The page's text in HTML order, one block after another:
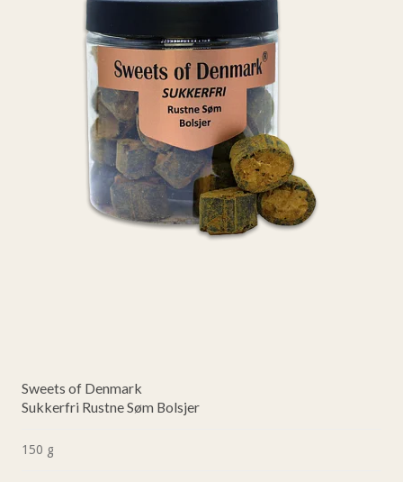
Sweets of Denmark
Sukkerfri Rustne Søm Bolsjer
150 g